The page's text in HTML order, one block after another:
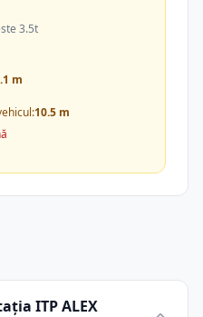
3.5t
m
10.5 m
ITP ALEX